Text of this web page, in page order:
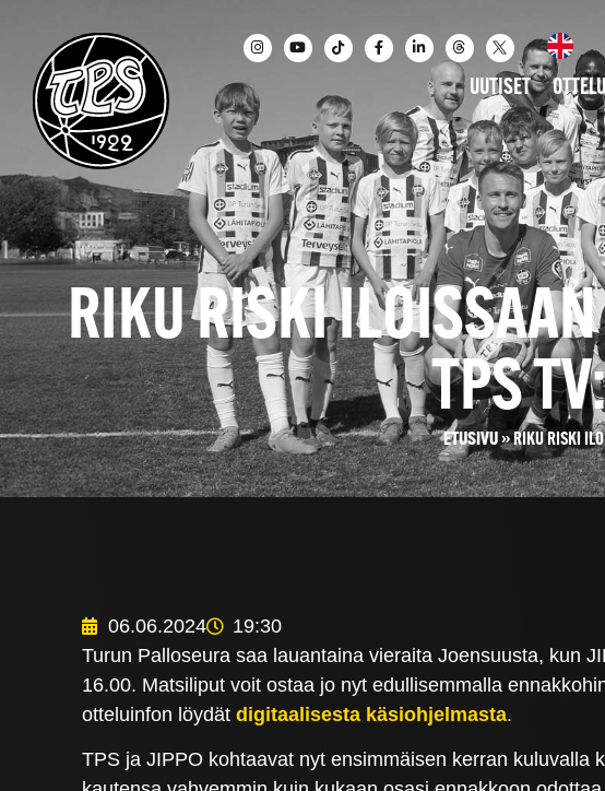
UUTISET
RIKU RISKI
TPS
ETUSIVU»RIKU RISKI
06.06.2024
19:30
Turun Palloseura saa lauantaina vieraita Joensuusta, kun
16.00. Matsiliput voit ostaa jo nyt edullisemmalla
otteluinfon löydätdigitaalisesta käsiohjelmasta.
TPS ja JIPPO kohtaavat nyt ensimmäisen kerran kuluvalla